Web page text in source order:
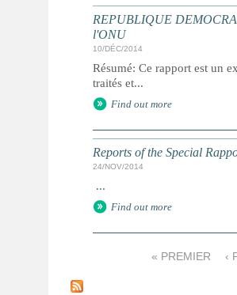
REPUBLIQUE
l'ONU
10/DÉC/2014
Résumé: Ce rapport est un
traités et...
Find out more
Reports of the Special
24/NOV/2014
...
Find out more
a
« PREMIER ‹